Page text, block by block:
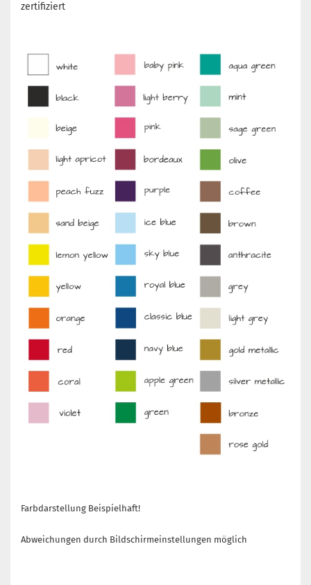
zertifiziert
Farbdarstellung Beispielhaft!
Abweichungen durch Bildschirmeinstellungen möglich